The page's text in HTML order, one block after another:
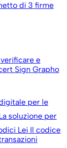
di 3 firme
e
Sign Grapho
per le
soluzione per
Lei Il codice